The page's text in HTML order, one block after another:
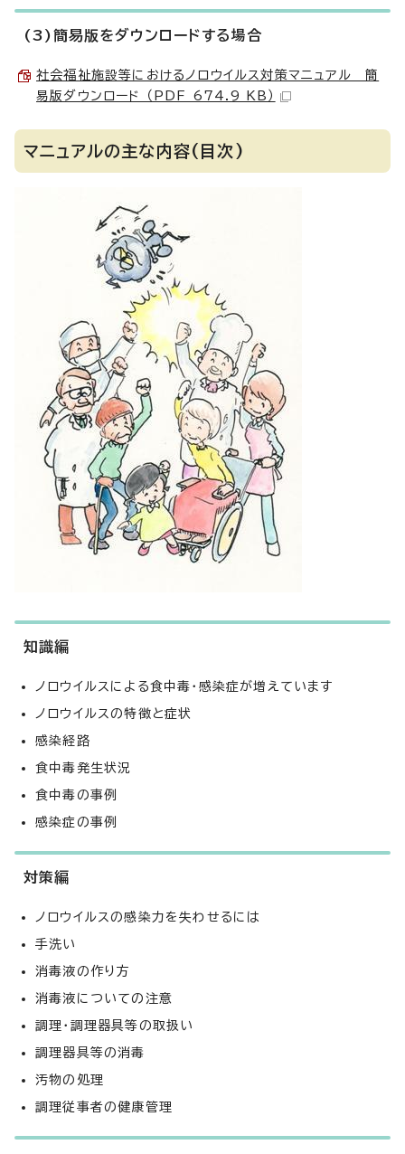
(3)簡易版をダウンロードする場合
社会福祉施設等におけるノロウイルス対策マニュアル 簡
易版ダウンロード （PDF 674.9 KB）
マニュアルの主な内容(目次)
知識編
ノロウイルスによる食中毒・感染症が増えています
ノロウイルスの特徴と症状
感染経路
食中毒発生状況
食中毒の事例
感染症の事例
対策編
ノロウイルスの感染力を失わせるには
手洗い
消毒液の作り方
消毒液についての注意
調理・調理器具等の取扱い
調理器具等の消毒
汚物の処理
調理従事者の健康管理